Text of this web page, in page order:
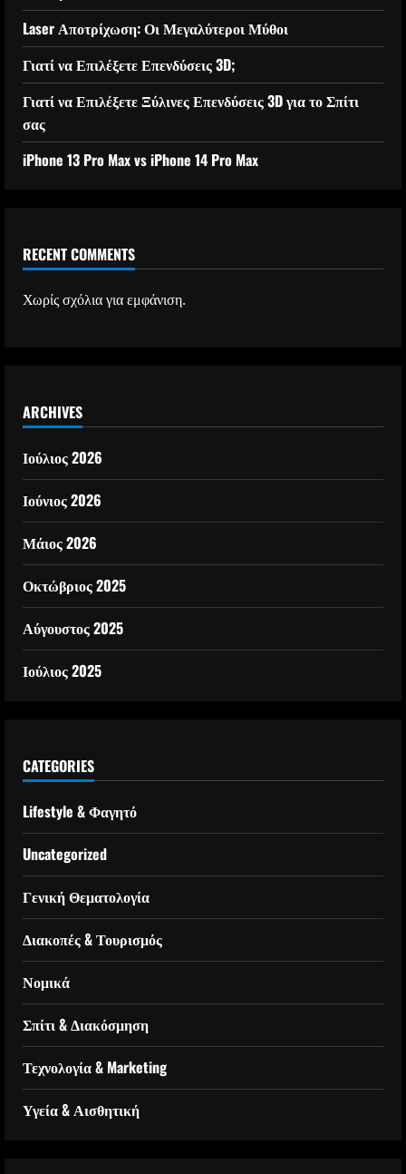
Laser Αποτρίχωση: Οι Μεγαλύτεροι Μύθοι
Γιατί να Επιλέξετε Επενδύσεις 3D;
Γιατί να Επιλέξετε Ξύλινες Επενδύσεις 3D για το Σπίτι
σας
iPhone 13 Pro Max vs iPhone 14 Pro Max
RECENT COMMENTS
Χωρίς σχόλια για εμφάνιση.
ARCHIVES
Ιούλιος 2026
Ιούνιος 2026
Μάιος 2026
Οκτώβριος 2025
Αύγουστος 2025
Ιούλιος 2025
CATEGORIES
Lifestyle & Φαγητό
Uncategorized
Γενική Θεματολογία
Διακοπές & Τουρισμός
Νομικά
Σπίτι & Διακόσμηση
Τεχνολογία & Marketing
Υγεία & Αισθητική